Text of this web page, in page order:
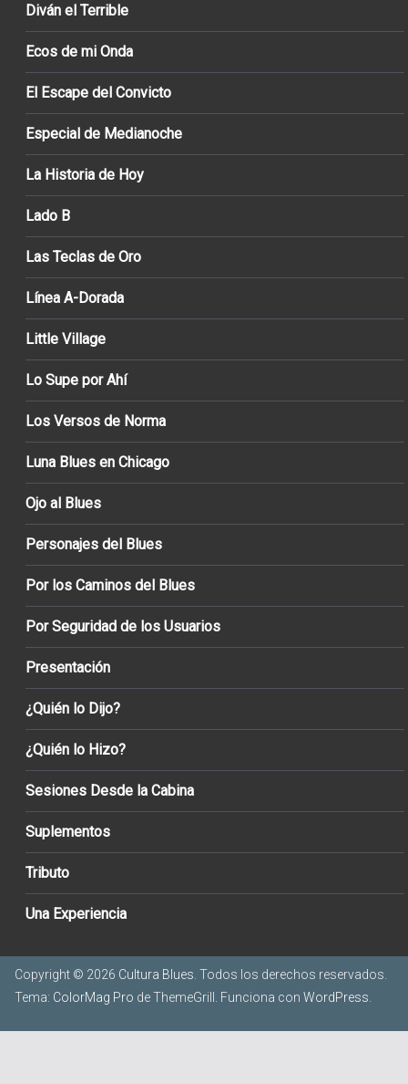
Diván el Terrible
Ecos de mi Onda
El Escape del Convicto
Especial de Medianoche
La Historia de Hoy
Lado B
Las Teclas de Oro
Línea A-Dorada
Little Village
Lo Supe por Ahí
Los Versos de Norma
Luna Blues en Chicago
Ojo al Blues
Personajes del Blues
Por los Caminos del Blues
Por Seguridad de los Usuarios
Presentación
¿Quién lo Dijo?
¿Quién lo Hizo?
Sesiones Desde la Cabina
Suplementos
Tributo
Una Experiencia
Copyright © 2026 Cultura Blues . Todos los derechos reservados.
Tema: ColorMag Pro de ThemeGrill. Funciona con WordPress